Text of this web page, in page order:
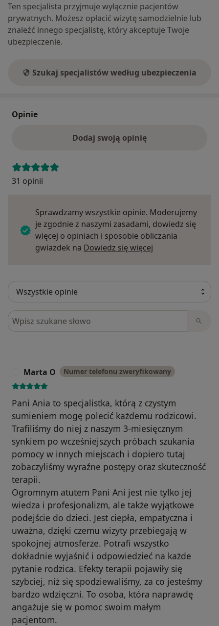
Ten specjalista przyjmuje wyłącznie pacjentów
prywatnych. Możesz opłacić wizytę samodzielnie lub
znaleźć innego specjalistę, który akceptuje Twoje
ubezpieczenie.
Szukaj specjalistów według ubezpieczenia
Opinie
Dodaj swoją opinię
31 opinii
Sprawdzamy wszystkie opinie. Moderujemy
je zgodnie z naszymi zasadami, dowiedz się
więcej o opiniach i sposobie obliczania
gwiazdek na Dowiedz się więcej
Szukaj w opiniach
Marta O Numer telefonu zweryfikowany
Pani Ania to specjalistka, którą z czystym
sumieniem mogę polecić każdemu rodzicowi.
Trafiliśmy do niej z naszym 3-miesięcznym
synkiem po wcześniejszych próbach szukania
pomocy w innych miejscach i dopiero tutaj
zobaczyliśmy wyraźne postępy oraz skuteczność
terapii.
Ogromnym atutem Pani Ani jest nie tylko jej
wiedza i profesjonalizm, ale także wyjątkowe
podejście do dzieci. Jest ciepła, empatyczna i
uważna, dzięki czemu wizyty przebiegają w
spokojnej atmosferze. Potrafi wszystko
dokładnie wyjaśnić i odpowiedzieć na każde
pytanie rodzica. Efekty terapii pojawiły się
szybciej, niż się spodziewaliśmy, za co jesteśmy
bardzo wdzięczni. To osoba, która naprawdę
angażuje się w pomoc swoim małym
pacjentom.